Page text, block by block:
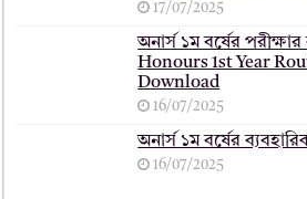
17/07/2025
অনার্স ১ম বর্ষের
Honours 1st Year
Download
16/07/2025
অনার্স ১ম বর্ষের
16/07/2025